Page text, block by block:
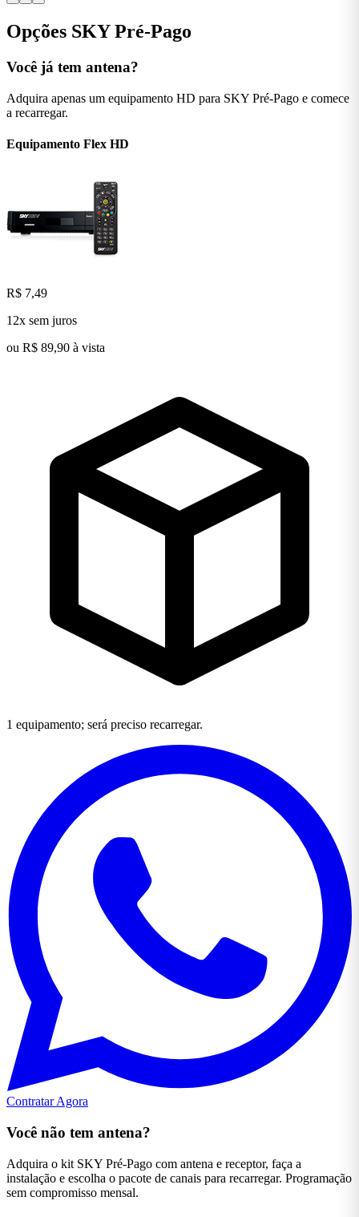
Opções SKY Pré-Pago
Você já tem antena?
Adquira apenas um equipamento HD para SKY Pré-Pago e comece
a recarregar.
Equipamento Flex HD
R$ 7,49
12x sem juros
ou R$ 89,90 à vista
1 equipamento; será preciso recarregar.
Contratar Agora
Você não tem antena?
Adquira o kit SKY Pré-Pago com antena e receptor, faça a
instalação e escolha o pacote de canais para recarregar. Programação
sem compromisso mensal.